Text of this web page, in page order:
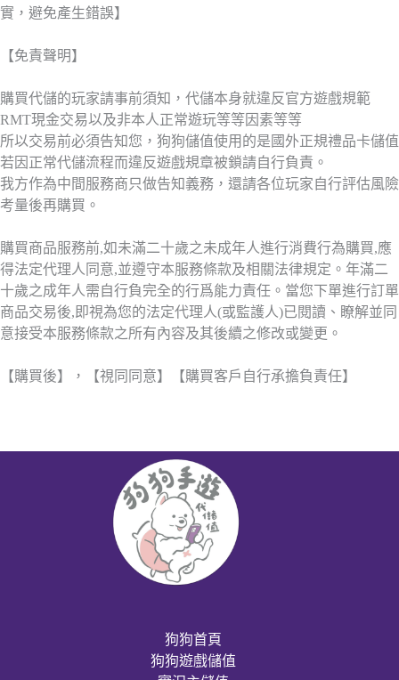
實，避免產生錯誤】
【免責聲明】
購買代儲的玩家請事前須知，代儲本身就違反官方遊戲規範
RMT現金交易以及非本人正常遊玩等等因素等等
所以交易前必須告知您，狗狗儲值使用的是國外正規禮品卡儲值
若因正常代儲流程而違反遊戲規章被鎖請自行負責。
我方作為中間服務商只做告知義務，還請各位玩家自行評估風險
考量後再購買。
購買商品服務前,如未滿二十歲之未成年人進行消費行為購買,應
得法定代理人同意,並遵守本服務條款及相關法律規定。年滿二
十歲之成年人需自行負完全的行爲能力責任。當您下單進行訂單
商品交易後,即視為您的法定代理人(或監護人)已閱讀、瞭解並同
意接受本服務條款之所有內容及其後續之修改或變更。
【購買後】，【視同同意】【購買客戶自行承擔負責任】
狗狗首頁
狗狗遊戲儲值